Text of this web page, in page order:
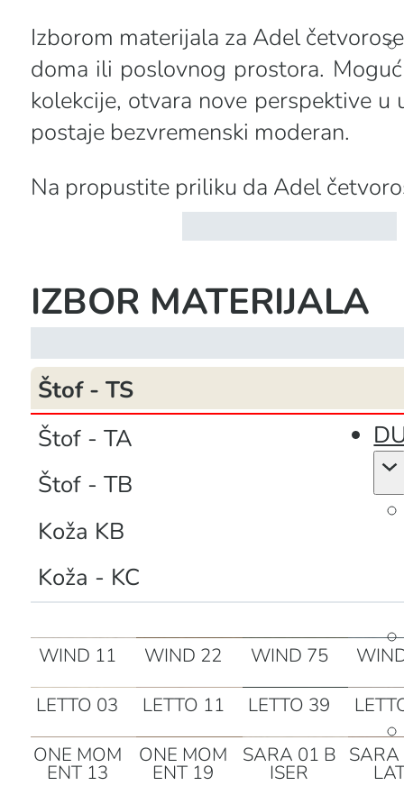
Izborom materijala za Adel
doma ili poslovnog prostora.
kolekcije, otvara nove perspektive
postaje bezvremenski moderan.
Na propustite priliku da Adel
IZBOR MATERIJALA
Štof - TS
Štof - TA
Štof - TB
Koža KB
Koža - KC
WIND 11 WIND 22 WIND 75
LETTO 03
LETTO 11 LETTO 39
ONE MOM
ENT 13
ONE MOM
ENT 19
SARA 01 B
ISER